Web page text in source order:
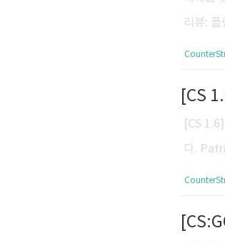
니다.
리뷰:
수입/벌
1-24 한
시간]
준) 트
[CS
[CS
다.
bi -